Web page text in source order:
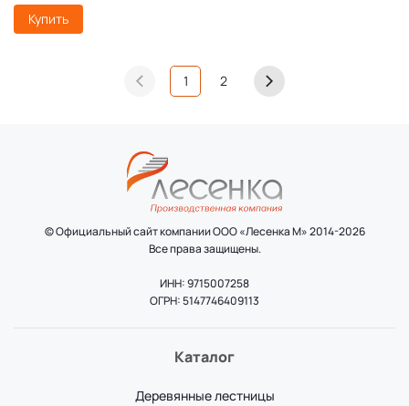
Купить
1 2
© Официальный сайт компании ООО «Лесенка М» 2014-2026
Все права защищены.
ИНН: 9715007258
ОГРН: 5147746409113
Каталог
Деревянные лестницы